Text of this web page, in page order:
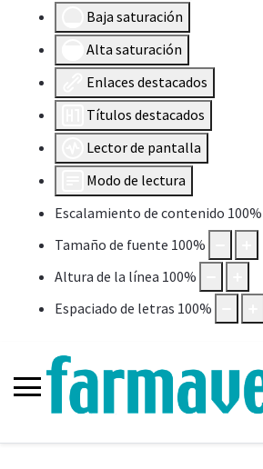
Baja saturación
Alta saturación
Enlaces destacados
Títulos destacados
Lector de pantalla
Modo de lectura
Escalamiento de contenido 100%
Tamaño de fuente 100%
Altura de la línea 100%
Espaciado de letras 100%